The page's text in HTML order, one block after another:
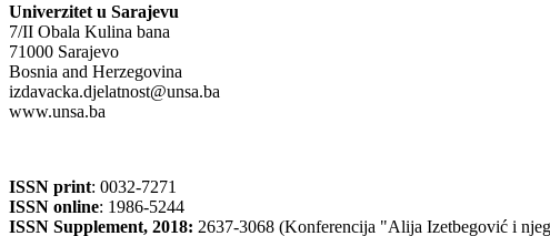
Univerzitet u Sarajevu
7/II Obala Kulina bana
71000 Sarajevo
Bosnia and Herzegovina
izdavacka.djelatnost@unsa.ba
www.unsa.ba
ISSN print: 0032-7271
ISSN online: 1986-5244
ISSN Supplement, 2018: 2637-3068 (Konferencija "Alija Izetbegović i